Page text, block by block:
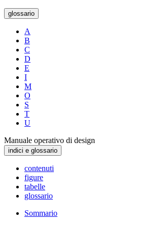
glossario
A
B
C
D
E
I
M
O
S
T
U
Manuale operativo di design
indici e glossario
contenuti
figure
tabelle
glossario
Sommario